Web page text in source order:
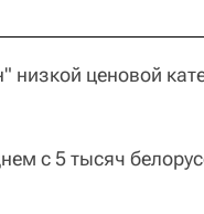
низкой ценовой
с 5 тысяч